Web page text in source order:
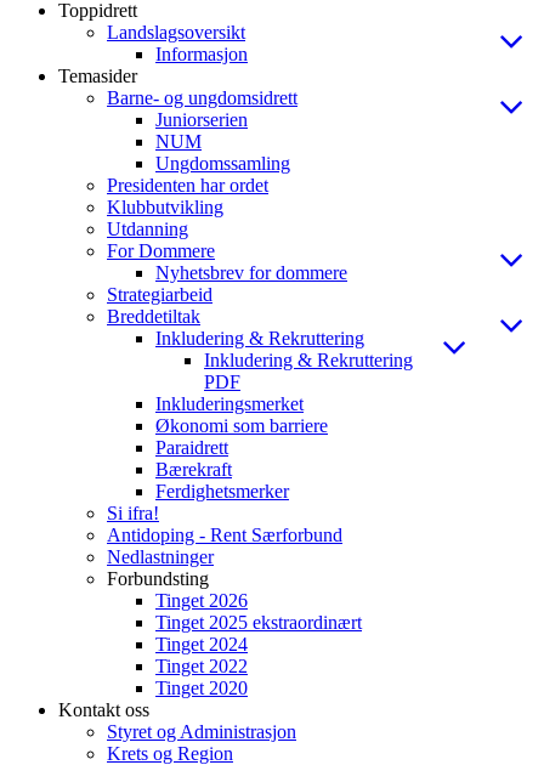
Toppidrett
Landslagsoversikt
Informasjon
Temasider
Barne- og ungdomsidrett
Juniorserien
NUM
Ungdomssamling
Presidenten har ordet
Klubbutvikling
Utdanning
For Dommere
Nyhetsbrev for dommere
Strategiarbeid
Breddetiltak
Inkludering & Rekruttering
Inkludering & Rekruttering
PDF
Inkluderingsmerket
Økonomi som barriere
Paraidrett
Bærekraft
Ferdighetsmerker
Si ifra!
Antidoping - Rent Særforbund
Nedlastninger
Forbundsting
Tinget 2026
Tinget 2025 ekstraordinært
Tinget 2024
Tinget 2022
Tinget 2020
Kontakt oss
Styret og Administrasjon
Krets og Region